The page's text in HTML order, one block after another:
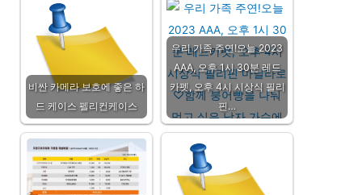
비싼 카메라 보호에 좋은 하
드 케이스 펠리컨케이스
우리 가족 주연!오늘 2023
AAA, 오후 1시 30분 레드
카펫, 오후 4시 시상식 필리
핀…